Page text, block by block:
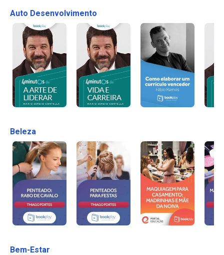
Auto Desenvolvimento
Beleza
Bem-Estar